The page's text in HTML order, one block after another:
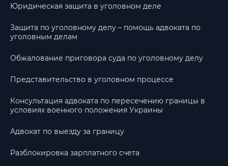
Юридическая защита в уголовном деле
Защита по уголовному делу – помощь адвоката по
уголовным делам
Обжалование приговора суда по уголовному делу
Представительство в уголовном процессе
Консультация адвоката по пересечению границы в
условиях военного положения Украины
Адвокат по выезду за границу
Разблокировка зарплатного счета